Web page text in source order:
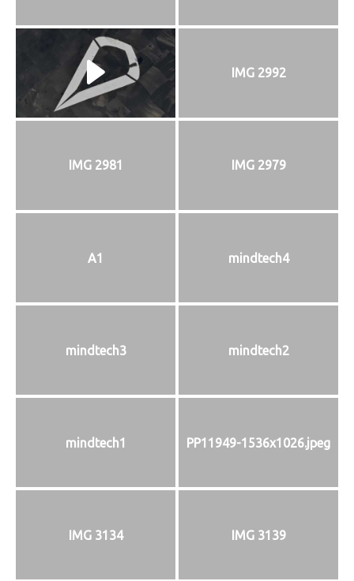
IMG 2992
IMG 2981 IMG 2979
A1 mindtech4
mindtech3 mindtech2
mindtech1 PP11949-1536x1026.jpeg
IMG 3134 IMG 3139